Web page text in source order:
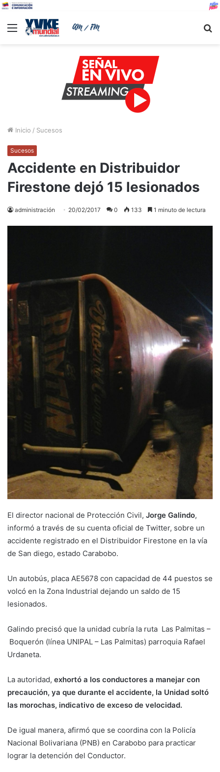
Menu
Inicio / Sucesos
Sucesos
Accidente en Distribuidor
Firestone dejó 15 lesionados
administración 20/02/2017 0 133 1 minuto de lectura
El director nacional de Protección Civil, Jorge Galindo,
informó a través de su cuenta oficial de Twitter, sobre un
accidente registrado en el Distribuidor Firestone en la vía
de San diego, estado Carabobo.
Un autobús, placa AE5678 con capacidad de 44 puestos se
volcó en la Zona Industrial dejando un saldo de 15
lesionados.
Galindo precisó que la unidad cubría la ruta Las Palmitas –
Boquerón (línea UNIPAL – Las Palmitas) parroquia Rafael
Urdaneta.
La autoridad, exhortó a los conductores a manejar con
precaución, ya que durante el accidente, la Unidad soltó
las morochas, indicativo de exceso de velocidad.
De igual manera, afirmó que se coordina con la Policía
Nacional Bolivariana (PNB) en Carabobo para practicar
lograr la detención del Conductor.